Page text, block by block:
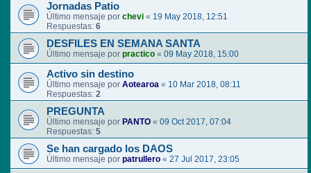
Jornadas Patio
Último mensaje por chevi « 19 May 2018, 12:51
Respuestas: 6
DESFILES EN SEMANA SANTA
Último mensaje por practico « 09 May 2018, 15:00
Activo sin destino
Último mensaje por Aotearoa « 10 Mar 2018, 08:11
Respuestas: 2
PREGUNTA
Último mensaje por PANTO « 09 Oct 2017, 07:04
Respuestas: 5
Se han cargado los DAOS
Último mensaje por patrullero « 27 Jul 2017, 23:05